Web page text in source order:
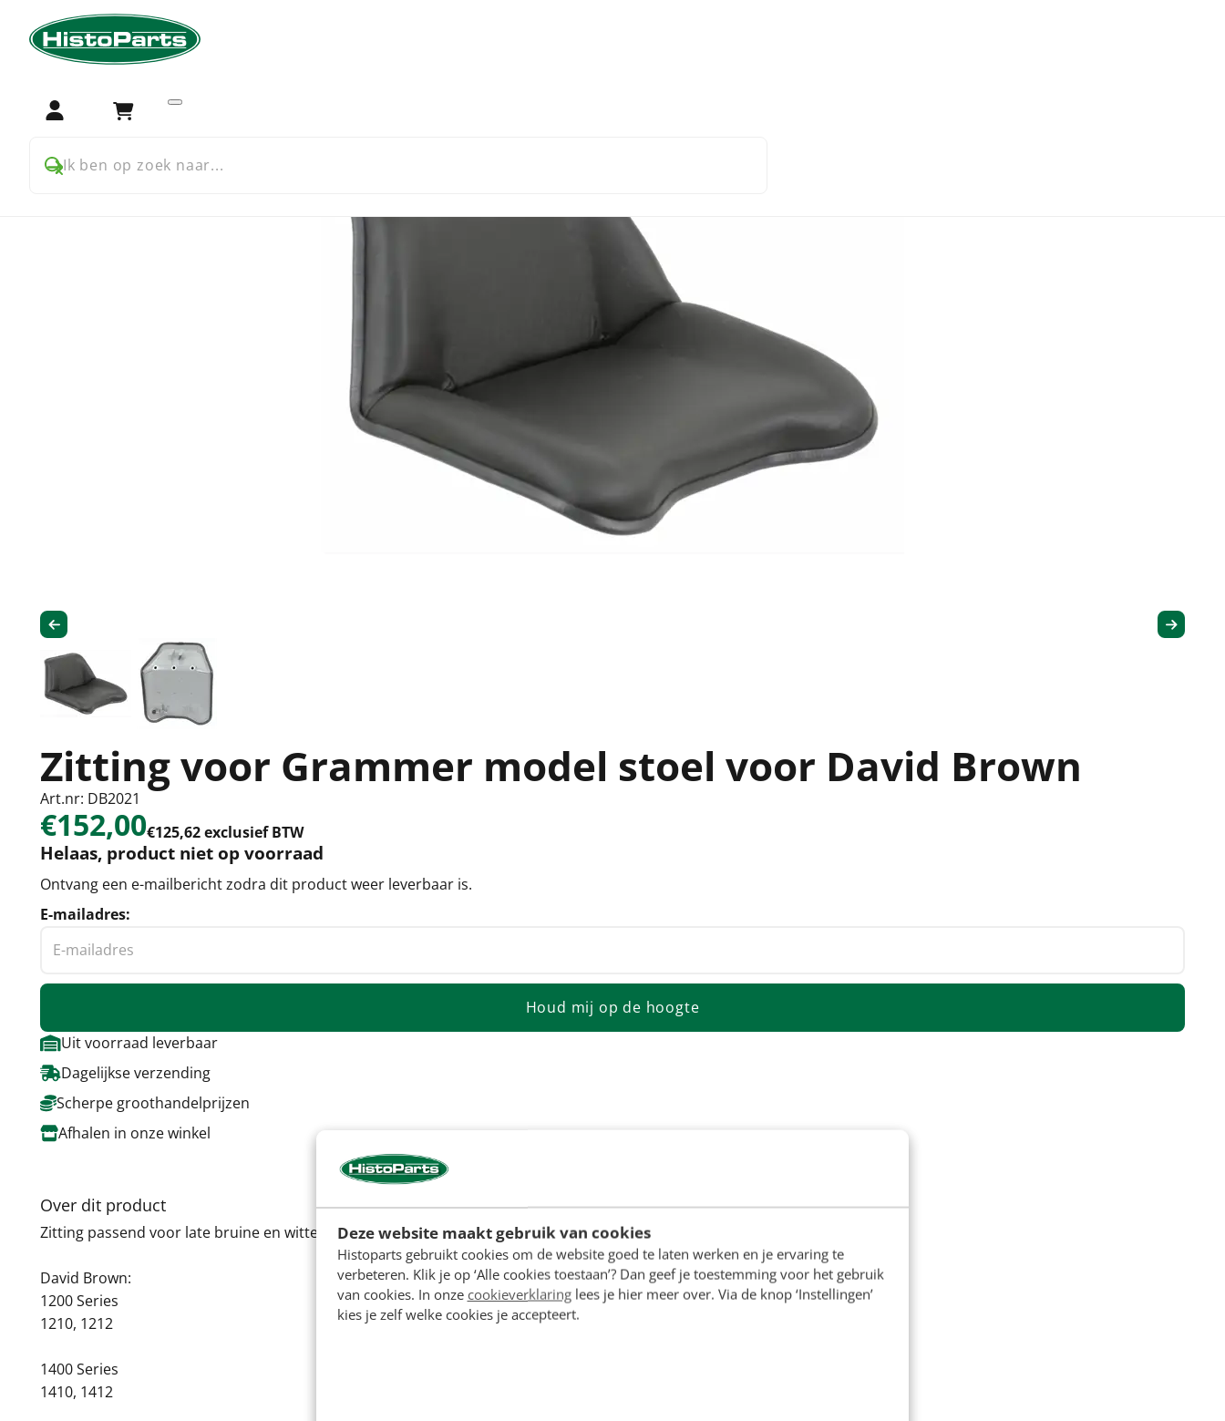
Deze website maakt gebruik van cookies
Histoparts gebruikt cookies om de website goed te laten werken en je ervaring te
verbeteren. Klik je op ‘Alle cookies toestaan’? Dan geef je toestemming voor het gebruik
van cookies. In onze cookieverklaringlees je hier meer over. Via de knop ‘Instellingen’
kies je zelf welke cookies je accepteert.
Login Winkelwagen
Ik ben op zoek naar...
Home Trekker onderdelen
Zitting voor Grammer model stoel voor David Brown
Art.nr: DB2021
€152,00€125,62 exclusief BTW
Helaas, product niet op voorraad
Ontvang een e-mailbericht zodra dit product weer leverbaar is.
E-mailadres:
Houd mij op de hoogte
Uit voorraad leverbaar
Dagelijkse verzending
Scherpe groothandelprijzen
Afhalen in onze winkel
Over dit product
Zitting passend voor late bruine en witte David Brown tractoren
David Brown:
1200 Series
1210, 1212
1400 Series
1410, 1412